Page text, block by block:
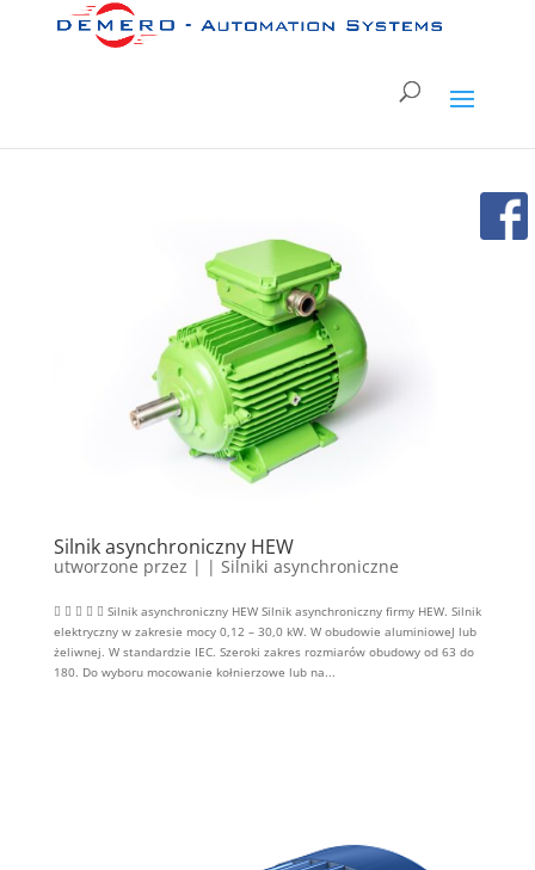
Silnik asynchroniczny HEW
utworzone przez | | Silniki asynchroniczne
     Silnik asynchroniczny HEW Silnik asynchroniczny firmy HEW. Silnik
elektryczny w zakresie mocy 0,12 – 30,0 kW. W obudowie aluminioweJ lub
żeliwnej. W standardzie IEC. Szeroki zakres rozmiarów obudowy od 63 do
180. Do wyboru mocowanie kołnierzowe lub na...